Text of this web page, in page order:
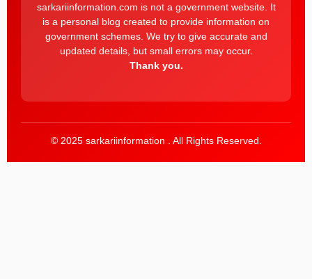
sarkariinformation.com is not a government website. It
is a personal blog created to provide information on
government schemes. We try to give accurate and
updated details, but small errors may occur.
Thank you.
© 2025 sarkariinformation . All Rights Reserved.